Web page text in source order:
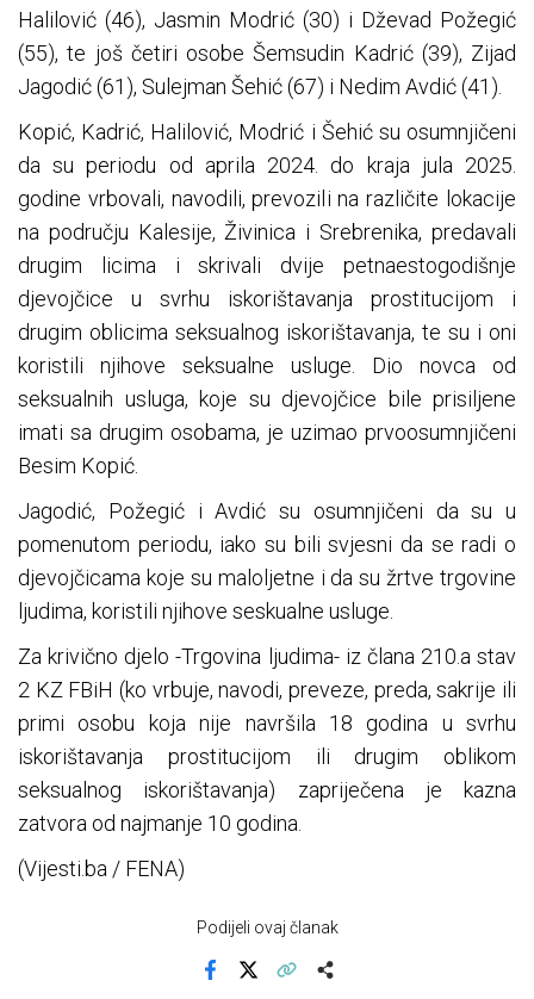
Halilović (46), Jasmin Modrić (30) i Dževad Požegić
(55), te još četiri osobe Šemsudin Kadrić (39), Zijad
Jagodić (61), Sulejman Šehić (67) i Nedim Avdić (41).
Kopić, Kadrić, Halilović, Modrić i Šehić su osumnjičeni
da su periodu od aprila 2024. do kraja jula 2025.
godine vrbovali, navodili, prevozili na različite lokacije
na području Kalesije, Živinica i Srebrenika, predavali
drugim licima i skrivali dvije petnaestogodišnje
djevojčice u svrhu iskorištavanja prostitucijom i
drugim oblicima seksualnog iskorištavanja, te su i oni
koristili njihove seksualne usluge. Dio novca od
seksualnih usluga, koje su djevojčice bile prisiljene
imati sa drugim osobama, je uzimao prvoosumnjičeni
Besim Kopić.
Jagodić, Požegić i Avdić su osumnjičeni da su u
pomenutom periodu, iako su bili svjesni da se radi o
djevojčicama koje su maloljetne i da su žrtve trgovine
ljudima, koristili njihove seskualne usluge.
Za krivično djelo -Trgovina ljudima- iz člana 210.a stav
2 KZ FBiH (ko vrbuje, navodi, preveze, preda, sakrije ili
primi osobu koja nije navršila 18 godina u svrhu
iskorištavanja prostitucijom ili drugim oblikom
seksualnog iskorištavanja) zapriječena je kazna
zatvora od najmanje 10 godina.
(Vijesti.ba / FENA)
Podijeli ovaj članak